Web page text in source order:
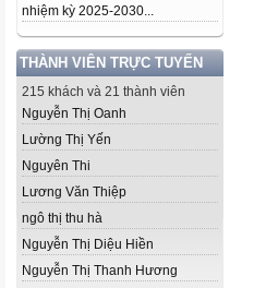
nhiệm kỳ 2025-2030...
THÀNH VIÊN TRỰC TUYẾN
215 khách và 21 thành viên
Nguyễn Thị Oanh
Lường Thị Yến
Nguyên Thi
Lương Văn Thiệp
ngô thị thu hà
Nguyễn Thị Diệu Hiền
Nguyễn Thị Thanh Hương